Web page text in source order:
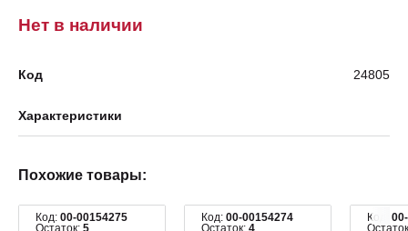
Нет в наличии
Код 24805
Характеристики
Похожие товары:
Код: 00-00154275
Остаток: 5
Код: 00-00154274
Остаток: 4
Код: